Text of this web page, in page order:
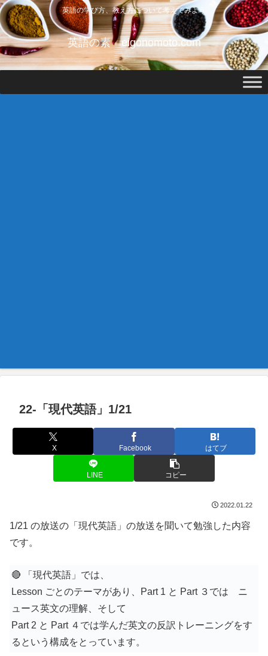
英語の学び方、教え方について考えてみよう
英語の素 eigonomoto.com
22-「現代英語」1/21
X Facebook はてブ
LINE コピー
2022.01.22
1/21 の放送の「現代英語」の放送を聞いて勉強した内容
です。
🔴 「現代英語」では、
Lesson ごとのテーマがあり、Part 1 と Part ３では ニ
ュース英文の理解、そして
Part 2 と Part ４では学んだ英文の反訳トレーニングをす
るという構成をとっています。